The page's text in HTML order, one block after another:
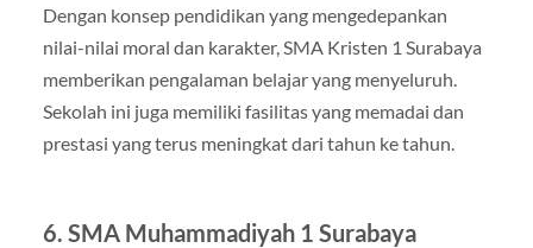
Dengan konsep pendidikan yang mengedepankan
nilai-nilai moral dan karakter, SMA Kristen 1 Surabaya
memberikan pengalaman belajar yang menyeluruh.
Sekolah ini juga memiliki fasilitas yang memadai dan
prestasi yang terus meningkat dari tahun ke tahun.
6. SMA Muhammadiyah 1 Surabaya